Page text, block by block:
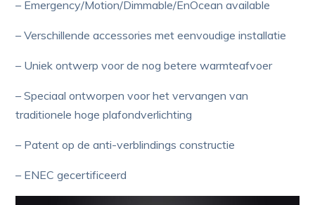
– Emergency/Motion/Dimmable/EnOcean available
– Verschillende accessories met eenvoudige installatie
– Uniek ontwerp voor de nog betere warmteafvoer
– Speciaal ontworpen voor het vervangen van
traditionele hoge plafondverlichting
– Patent op de anti-verblindings constructie
– ENEC gecertificeerd